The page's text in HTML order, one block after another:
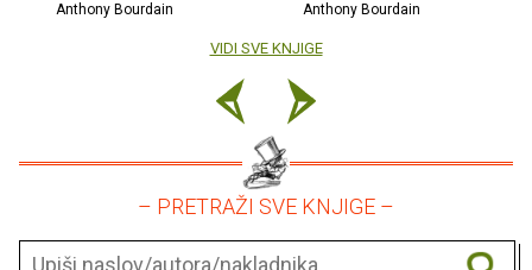
Anthony Bourdain Anthony Bourdain
VIDI SVE KNJIGE
– PRETRAŽI SVE KNJIGE –